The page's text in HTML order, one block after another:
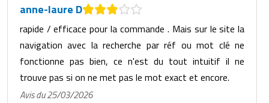
anne-laure D
rapide / efficace pour la commande . Mais sur le site la
navigation avec la recherche par réf ou mot clé ne
fonctionne pas bien, ce n'est du tout intuitif il ne
trouve pas si on ne met pas le mot exact et encore.
Avis du 25/03/2026